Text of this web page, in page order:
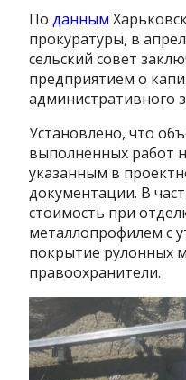
Поданным
прокуратуры, в
сельский совет
предприятием о
административного
Установлено, что
выполненных работ
указанным в
документации. В
стоимость при
металлопрофилем с
покрытие рулонных
правоохранители.